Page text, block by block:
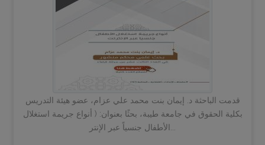
قدمت الباحثة د. إيمان بنت محمد علي عزام، عضو هيئة التدريس
بكلية الحقوق في جامعة طيبة، بحثًا بعنوان: ( أنواع جريمة استغلال